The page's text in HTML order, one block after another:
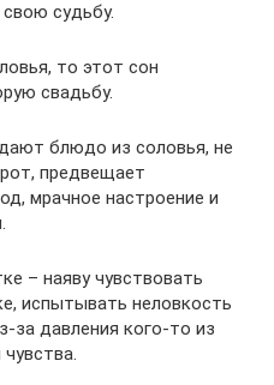
судьбу.
то этот сон
свадьбу.
блюдо из соловья, не
предвещает
мрачное настроение и
– наяву чувствовать
испытывать неловкость
за давления кого-то из